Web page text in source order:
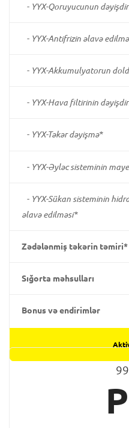
- YYX-Qoruyucunun
- YYX-Antifrizin əlavə
- YYX-Akkumulyatorun
- YYX-Hava filtirinin
- YYX-Təkər dəyişmə*
- YYX-Əyləc sisteminin
- YYX-Sükan sisteminin
əlavə edilməsi*
Zədələnmiş təkərin təmiri*
Sığorta məhsulları
Bonus və endirimlər